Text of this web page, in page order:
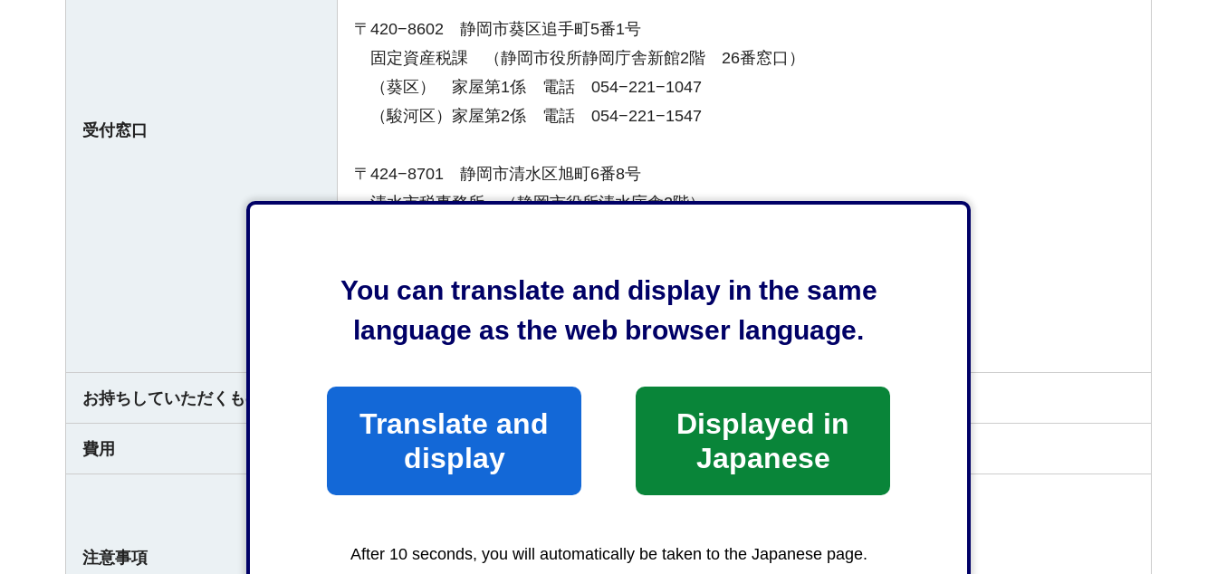
You can translate and display in the same
language as the web browser language.
Translate and
display
Displayed in
Japanese
After 10 seconds, you will automatically be taken to the Japanese page.
受付窓口
〒420−8602 静岡市葵区追手町5番1号
固定資産税課 （静岡市役所静岡庁舎新館2階 26番窓口）
（葵区） 家屋第1係 電話 054−221−1047
（駿河区）家屋第2係 電話 054−221−1547
〒424−8701 静岡市清水区旭町6番8号
清水市税事務所 （静岡市役所清水庁舎2階）
（受付時間）
平日午前8時30分から午後5時15分まで
なお、土日祝日及び年末年始（12月29日から1月3日まで）は受け付けておりません。
お持ちしていただくもの
費用
注意事項
○提出書類（相続による変更の場合）について
・相続関係説明図